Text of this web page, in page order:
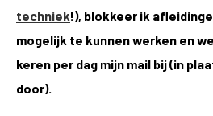
techniek!), blokkeer ik
mogelijk te kunnen werken en
keren per dag mijn mail bij (in
door).